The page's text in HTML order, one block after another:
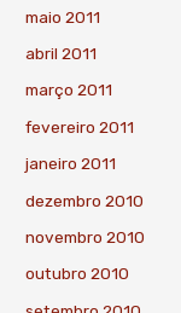
maio 2011
abril 2011
março 2011
fevereiro 2011
janeiro 2011
dezembro 2010
novembro 2010
outubro 2010